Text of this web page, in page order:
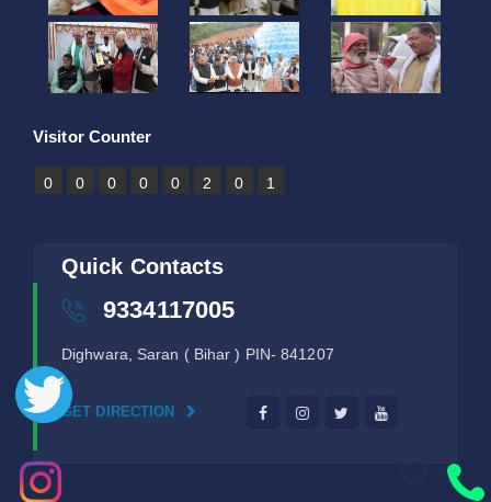
Visitor Counter
0 0 0 0 0 2 0 1
Quick Contacts
9334117005
Dighwara, Saran ( Bihar ) PIN- 841207
GET DIRECTION